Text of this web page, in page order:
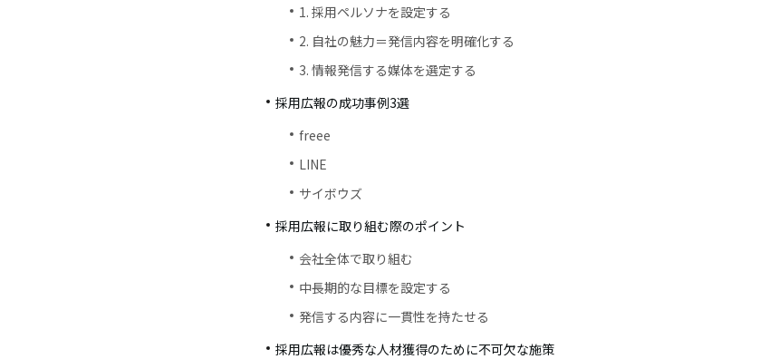
1. 採用ペルソナを設定する
2. 自社の魅力＝発信内容を明確化する
3. 情報発信する媒体を選定する
採用広報の成功事例3選
freee
LINE
サイボウズ
採用広報に取り組む際のポイント
会社全体で取り組む
中長期的な目標を設定する
発信する内容に一貫性を持たせる
採用広報は優秀な人材獲得のために不可欠な施策